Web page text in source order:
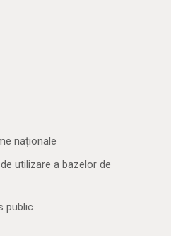
naționale
utilizare a bazelor de
public